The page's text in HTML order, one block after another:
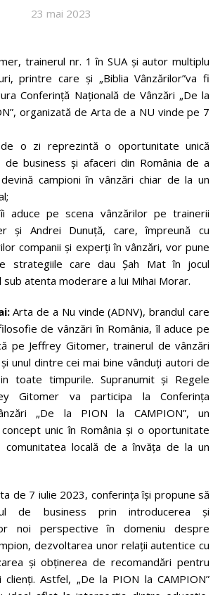
23 mai 2023
trainerul nr. 1 în SUA și autor multiplu
printre care și „Biblia Vânzărilor”va fi
Conferință Națională de Vânzări „De la
organizată de Arta de a NU vinde pe 7
de o zi reprezintă o oportunitate unică
de business și afaceri din România de a
campioni în vânzări chiar de la un
aduce pe scena vânzărilor pe trainerii
și Andrei Dunuță, care, împreună cu
companii și experți în vânzări, vor pune
strategiile care dau Șah Mat în jocul
atenta moderare a lui Mihai Morar.
Arta de a Nu vinde (ADNV), brandul care
de vânzări în România, îl aduce pe
pe Jeffrey Gitomer, trainerul de vânzări
unul dintre cei mai bine vânduți autori de
toate timpurile. Supranumit și Regele
Gitomer va participa la Conferința
„De la PION la CAMPION”, un
unic în România și o oportunitate
comunitatea locală de a învăța de la un
de 7 iulie 2023, conferința își propune să
de business prin introducerea și
noi perspective în domeniu despre
dezvoltarea unor relații autentice cu
și obținerea de recomandări pentru
Astfel, „De la PION la CAMPION”